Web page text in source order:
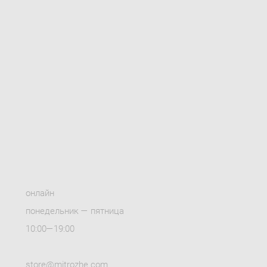
онлайн
понедельник — пятница
10:00—19:00
store@mitrozhe.com